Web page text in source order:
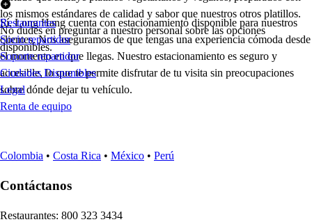
los mismos estándares de calidad y sabor que nuestros otros platillos.
No dudes en preguntar a nuestro personal sobre las opciones
disponibles.
Sí, Long Hang cuenta con estacionamiento disponible para nuestros
clientes. Nos aseguramos de que tengas una experiencia cómoda desde
el momento en que llegas. Nuestro estacionamiento es seguro y
accesible, lo que te permite disfrutar de tu visita sin preocupaciones
sobre dónde dejar tu vehículo.
Restaurantes
Socio repartidor
Soporte repartidor
Ciudades Disponibles
Legal
Renta de equipo
Colombia • Costa Rica • México • Perú
Contáctanos
Restaurantes: 800 323 3434